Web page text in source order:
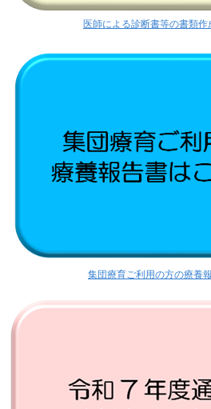
医師による診断書等の書類作
集団療育ご利用の方の療養